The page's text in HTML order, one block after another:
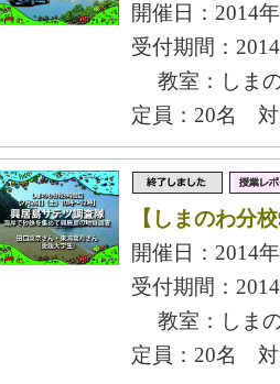
開催日：2014
受付期間：
教室：しまの
定員：20名 対
【しまのわ分
開催日：2014
受付期間：
教室：しまの
定員：20名 対